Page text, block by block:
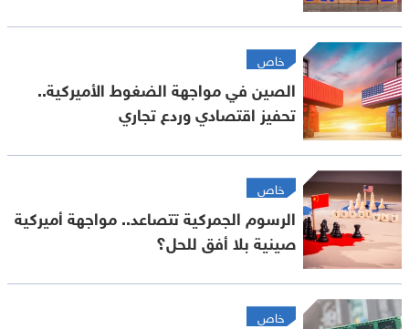
خاص
الصين في مواجهة الضغوط الأميركية..
تحفيز اقتصادي وردع تجاري
خاص
الرسوم الجمركية تتصاعد.. مواجهة أميركية
صينية بلا أفق للحل؟
خاص